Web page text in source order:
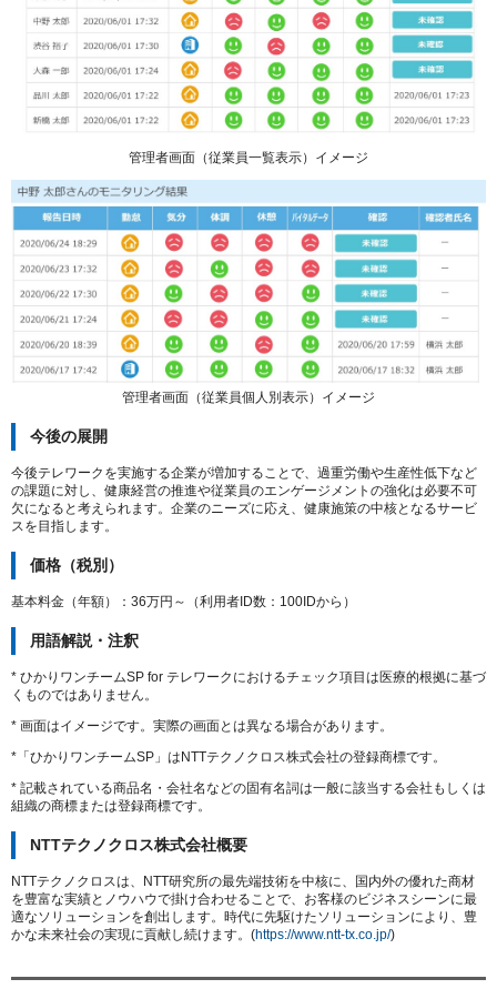
管理者画面（従業員一覧表示）イメージ
管理者画面（従業員個人別表示）イメージ
今後の展開
今後テレワークを実施する企業が増加することで、過重労働や生産性低下など
の課題に対し、健康経営の推進や従業員のエンゲージメントの強化は必要不可
欠になると考えられます。企業のニーズに応え、健康施策の中核となるサービ
スを目指します。
価格（税別）
基本料金（年額）：36万円～（利用者ID数：100IDから）
用語解説・注釈
* ひかりワンチームSP for テレワークにおけるチェック項目は医療的根拠に基づ
くものではありません。
* 画面はイメージです。実際の画面とは異なる場合があります。
*「ひかりワンチームSP」はNTTテクノクロス株式会社の登録商標です。
* 記載されている商品名・会社名などの固有名詞は一般に該当する会社もしくは
組織の商標または登録商標です。
NTTテクノクロス株式会社概要
NTTテクノクロスは、NTT研究所の最先端技術を中核に、国内外の優れた商材
を豊富な実績とノウハウで掛け合わせることで、お客様のビジネスシーンに最
適なソリューションを創出します。時代に先駆けたソリューションにより、豊
かな未来社会の実現に貢献し続けます。(https://www.ntt-tx.co.jp/)